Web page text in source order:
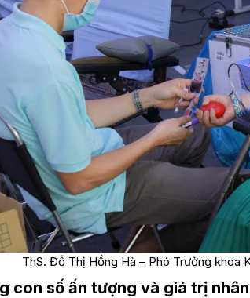
ThS. Đỗ Thị Hồng Hà – Phó Trưởng khoa
con số ấn tượng và giá trị